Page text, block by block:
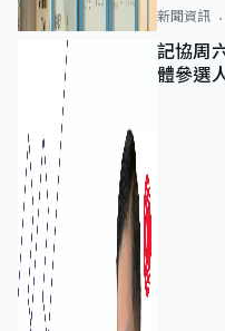
新聞資訊
記協周
體參選